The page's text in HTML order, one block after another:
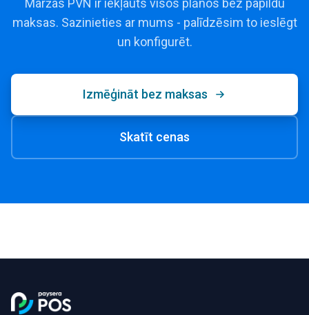
Maržas PVN ir iekļauts visos plānos bez papildu
maksas. Sazinieties ar mums - palīdzēsim to ieslēgt
un konfigurēt.
Izmēģināt bez maksas
Skatīt cenas